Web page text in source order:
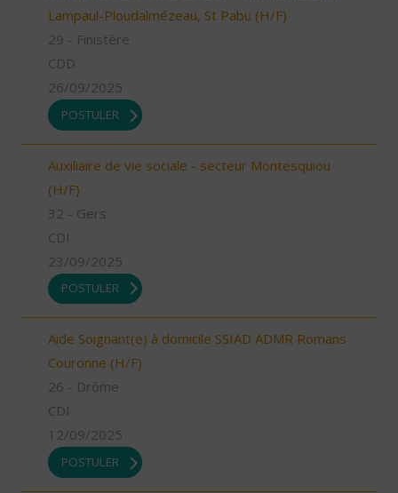
Lampaul-Ploudalmézeau, St Pabu (H/F)
29 - Finistère
CDD
26/09/2025
POSTULER
Auxiliaire de vie sociale - secteur Montesquiou
(H/F)
32 - Gers
CDI
23/09/2025
POSTULER
Aide Soignant(e) à domicile SSIAD ADMR Romans
Couronne (H/F)
26 - Drôme
CDI
12/09/2025
POSTULER